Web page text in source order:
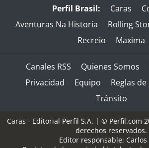
Perfil Brasil: Caras
Aventuras Na Historia
Rolling
Recreio
Maxima
Canales RSS Quienes Somos
Privacidad
Equipo
Reglas
Tránsito
Caras - Editorial Perfil S.A. | © Perfil.com
derechos reservados.
Editor responsable: Carlos